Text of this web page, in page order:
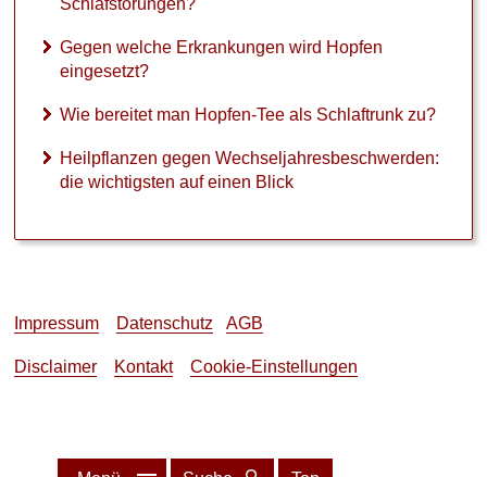
Schlafstörungen?
Gegen welche Erkrankungen wird Hopfen
eingesetzt?
Wie bereitet man Hopfen-Tee als Schlaftrunk zu?
Heilpflanzen gegen Wechseljahresbeschwerden:
die wichtigsten auf einen Blick
Impressum Datenschutz AGB
Disclaimer Kontakt Cookie-Einstellungen
r
r
a
k
n
g
w
d
H
o
p
e